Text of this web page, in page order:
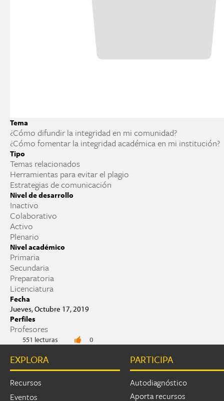
Tema
¿Cómo difundir la integridad en mi comunidad?
¿Cómo fomentar la integridad académica en mi institución?
Tipo
Temas relacionados
Herramientas para evitar el plagio
Estrategias de comunicación
Nivel de desarrollo
Inactivo
Colaborativo
Activo
Plenario
Nivel académico
Primaria
Secundaria
Preparatoria
Licenciatura
Fecha
Jueves, Octubre 17, 2019
Perfiles
Profesores
551 lecturas 0
EXPLORA
Recursos
Eventos
PARTICIPA
Autodiagnóstico
Aporta recursos